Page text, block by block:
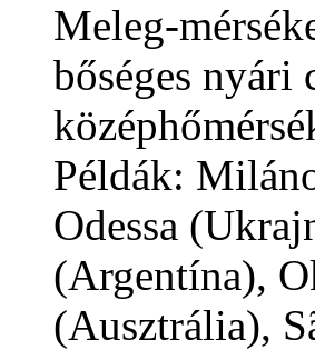
Meleg-
bőséges nyári
Példák:
Odessa
(Argentína),
(Ausztrália),